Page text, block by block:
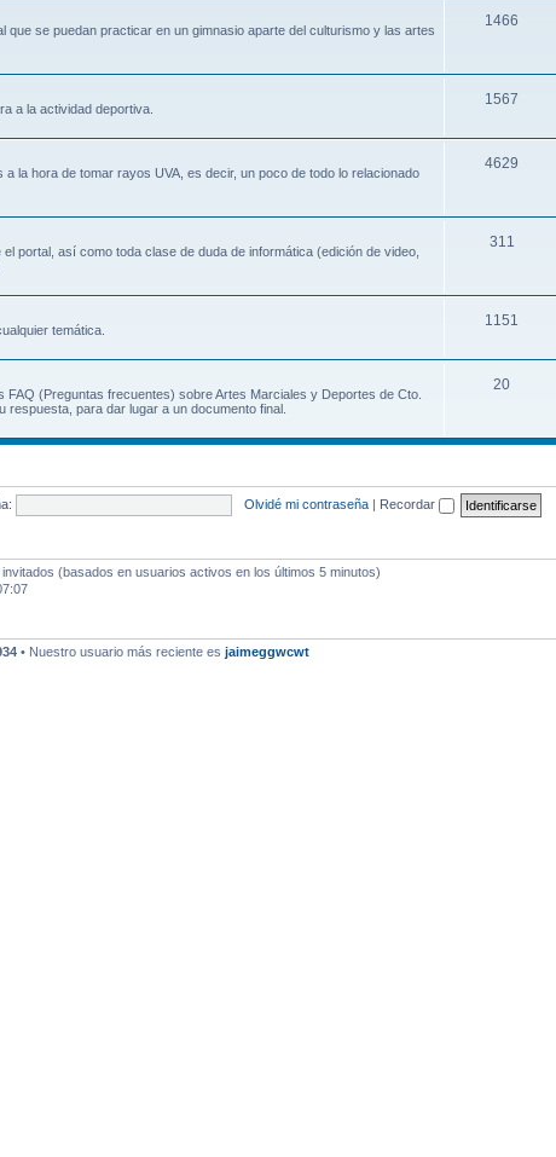
se puedan practicar en un gimnasio aparte del culturismo y las artes
1466
a la actividad deportiva.
1567
la hora de tomar rayos UVA, es decir, un poco de todo lo relacionado
4629
portal, así como toda clase de duda de informática (edición de video,
311
temática.
1151
(Preguntas frecuentes) sobre Artes Marciales y Deportes de Cto.
para dar lugar a un documento final.
20
Olvidé mi contraseña | Recordar
(basados en usuarios activos en los últimos 5 minutos)
• Nuestro usuario más reciente es jaimeggwcwt